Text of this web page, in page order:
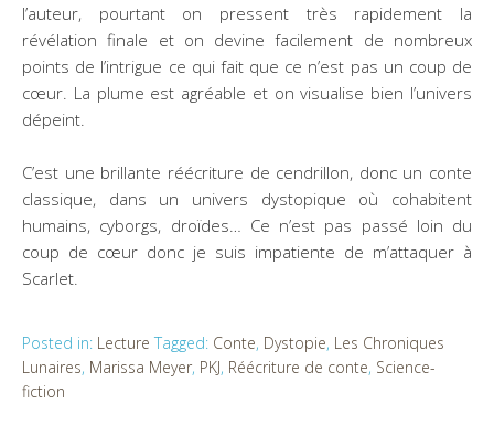
l’auteur, pourtant on pressent très rapidement la
révélation finale et on devine facilement de nombreux
points de l’intrigue ce qui fait que ce n’est pas un coup de
cœur. La plume est agréable et on visualise bien l’univers
dépeint.
C’est une brillante réécriture de cendrillon, donc un conte
classique, dans un univers dystopique où cohabitent
humains, cyborgs, droïdes… Ce n’est pas passé loin du
coup de cœur donc je suis impatiente de m’attaquer à
Scarlet.
Posted in: Lecture Tagged: Conte, Dystopie, Les Chroniques
Lunaires, Marissa Meyer, PKJ, Réécriture de conte, Science-
fiction